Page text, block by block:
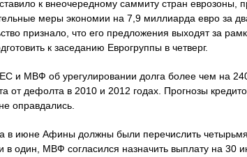
к внеочередному саммиту стран
меры экономии на 7,9 миллиарда евро за
признало, что его предложения выходят за
к заседанию Еврогруппы в четверг.
и МВФ об урегулировании долга более чем на
от дефолта в 2010 и 2012 годах. Прогнозы
оправдались.
в июне Афины должны были перечислить
в один, МВФ согласился назначить выплату на